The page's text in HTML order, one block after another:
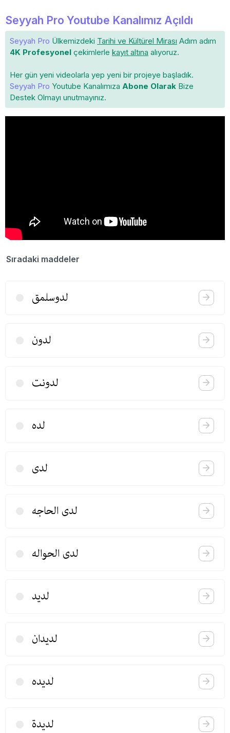
Seyyah Pro Youtube Kanalımız Açıldı
Seyyah Pro Ülkemizdeki Tarihi ve Kültürel Mirası Adım adım
4K Profesyonel çekimlerle kayıt altına alıyoruz.
Her gün yeni videolarla yep yeni bir projeye başladık.
Seyyah Pro Youtube Kanalımıza Abone Olarak Bize
Destek Olmayı unutmayınız.
Sıradaki maddeler
لدوسلمق
لدون
لدونت
لده
لدی
لدی الحاجه
لدی الحواله
لدید
لدیدان
لدیده
لدیدة